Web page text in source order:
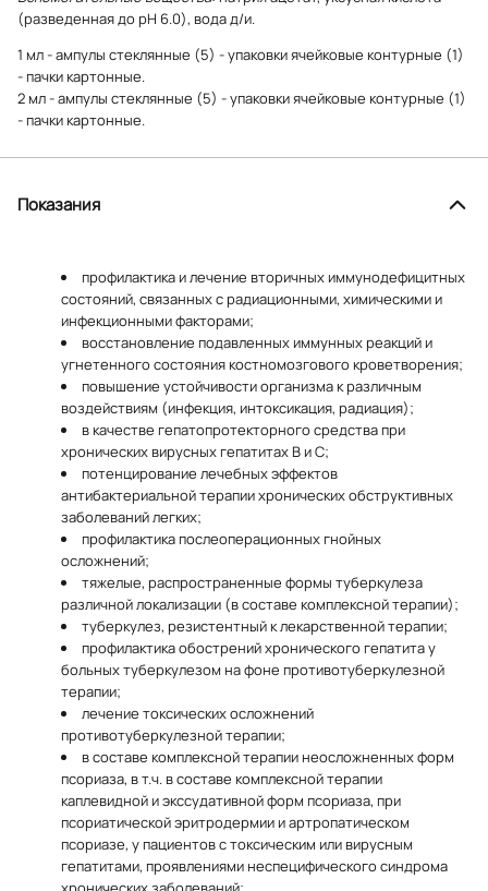
(разведенная до pH 6.0), вода д/и.
1 мл - ампулы стеклянные (5) - упаковки ячейковые контурные (1)
- пачки картонные.
2 мл - ампулы стеклянные (5) - упаковки ячейковые контурные (1)
- пачки картонные.
Показания
профилактика и лечение вторичных иммунодефицитных
состояний, связанных с радиационными, химическими и
инфекционными факторами;
восстановление подавленных иммунных реакций и
угнетенного состояния костномозгового кроветворения;
повышение устойчивости организма к различным
воздействиям (инфекция, интоксикация, радиация);
в качестве гепатопротекторного средства при
хронических вирусных гепатитах В и С;
потенцирование лечебных эффектов
антибактериальной терапии хронических обструктивных
заболеваний легких;
профилактика послеоперационных гнойных
осложнений;
тяжелые, распространенные формы туберкулеза
различной локализации (в составе комплексной терапии);
туберкулез, резистентный к лекарственной терапии;
профилактика обострений хронического гепатита у
больных туберкулезом на фоне противотуберкулезной
терапии;
лечение токсических осложнений
противотуберкулезной терапии;
в составе комплексной терапии неосложненных форм
псориаза, в т.ч. в составе комплексной терапии
каплевидной и экссудативной форм псориаза, при
псориатической эритродермии и артропатическом
псориазе, у пациентов с токсическим или вирусным
гепатитами, проявлениями неспецифического синдрома